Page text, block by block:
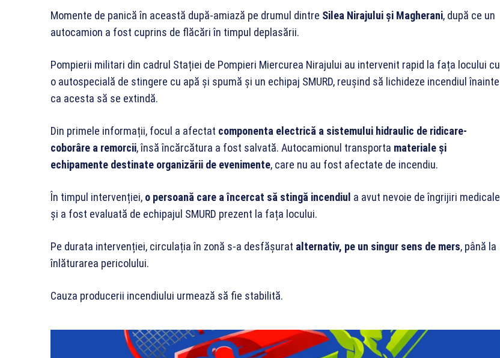
Momente de panică în această după-amiază pe drumul dintre Silea Nirajului și Magherani, după ce un
autocamion a fost cuprins de flăcări în timpul deplasării.
Pompierii militari din cadrul Stației de Pompieri Miercurea Nirajului au intervenit rapid la fața locului cu
o autospecială de stingere cu apă și spumă și un echipaj SMURD, reușind să lichideze incendiul înainte
ca acesta să se extindă.
Din primele informații, focul a afectat componenta electrică a sistemului hidraulic de ridicare-
coborâre a remorcii, însă încărcătura a fost salvată. Autocamionul transporta materiale și
echipamente destinate organizării de evenimente, care nu au fost afectate de incendiu.
În timpul intervenției, o persoană care a încercat să stingă incendiul a avut nevoie de îngrijiri medicale
și a fost evaluată de echipajul SMURD prezent la fața locului.
Pe durata intervenției, circulația în zonă s-a desfășurat alternativ, pe un singur sens de mers, până la
înlăturarea pericolului.
Cauza producerii incendiului urmează să fie stabilită.